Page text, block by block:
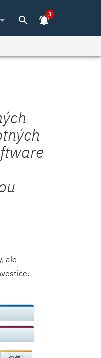
arrow_drop_down search notifications_active3
ale